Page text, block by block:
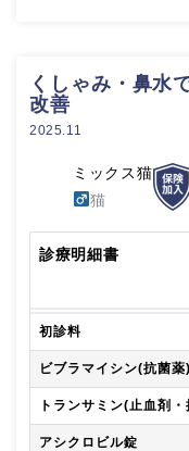
くしゃみ・鼻水
改善
2025.11
ミックス猫
猫
診療明細書
初診料
ビブラマイシン(抗菌薬)
トランサミン(止血剤
アシクロビル錠